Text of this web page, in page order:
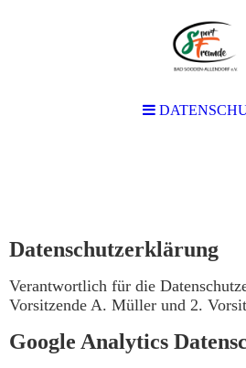
Datenschutzerklärung
Verantwortlich für die
Vorsitzende A. Müller und 2.
Google Analytics